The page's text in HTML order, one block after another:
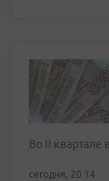
Во II квартале
сегодня, 20:14